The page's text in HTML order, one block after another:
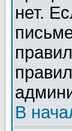
нет.
В